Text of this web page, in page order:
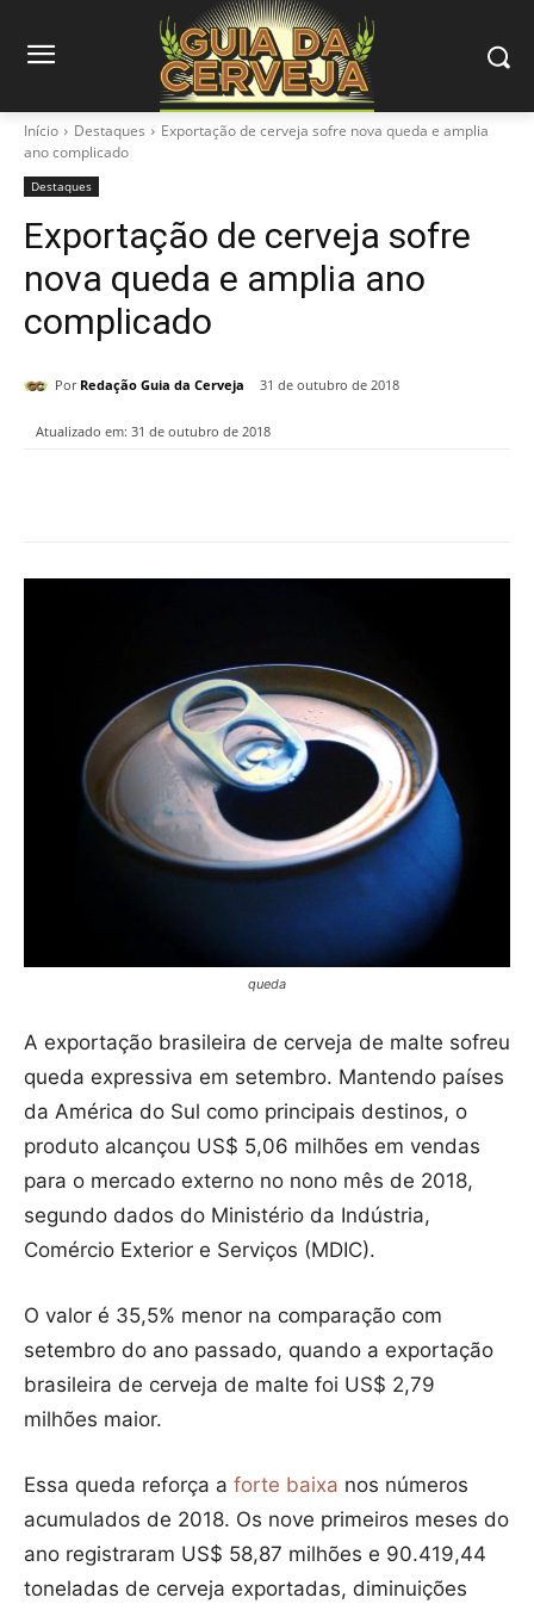
Início Destaques
Exportação de cerveja sofre nova queda e amplia
ano complicado
Destaques
Exportação de cerveja sofre
nova queda e amplia ano
complicado
Por Redação Guia da Cerveja 31 de outubro de 2018
Atualizado em: 31 de outubro de 2018
queda
A exportação brasileira de cerveja de malte sofreu
queda expressiva em setembro. Mantendo países
da América do Sul como principais destinos, o
produto alcançou US$ 5,06 milhões em vendas
para o mercado externo no nono mês de 2018,
segundo dados do Ministério da Indústria,
Comércio Exterior e Serviços (MDIC).
O valor é 35,5% menor na comparação com
setembro do ano passado, quando a exportação
brasileira de cerveja de malte foi US$ 2,79
milhões maior.
Essa queda reforça a forte baixa nos números
acumulados de 2018. Os nove primeiros meses do
ano registraram US$ 58,87 milhões e 90.419,44
toneladas de cerveja exportadas, diminuições